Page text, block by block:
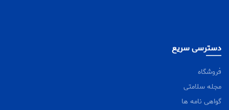
دسترسی سریع
فروشگاه
مجله سلامتی
گواهی نامه ها